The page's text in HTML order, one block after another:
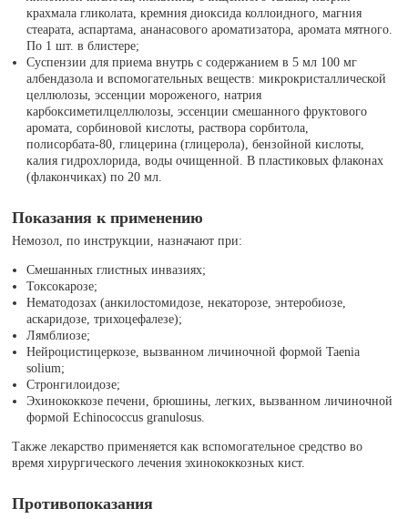
крахмала гликолата, кремния диоксида коллоидного, магния
стеарата, аспартама, ананасового ароматизатора, аромата мятного.
По 1 шт. в блистере;
Суспензии для приема внутрь с содержанием в 5 мл 100 мг
албендазола и вспомогательных веществ: микрокристаллической
целлюлозы, эссенции мороженого, натрия
карбоксиметилцеллюлозы, эссенции смешанного фруктового
аромата, сорбиновой кислоты, раствора сорбитола,
полисорбата-80, глицерина (глицерола), бензойной кислоты,
калия гидрохлорида, воды очищенной. В пластиковых флаконах
(флакончиках) по 20 мл.
Показания к применению
Немозол, по инструкции, назначают при:
Смешанных глистных инвазиях;
Токсокарозе;
Нематодозах (анкилостомидозе, некаторозе, энтеробиозе,
аскаридозе, трихоцефалезе);
Лямблиозе;
Нейроцистицеркозе, вызванном личиночной формой Taenia
solium;
Стронгилоидозе;
Эхинококкозе печени, брюшины, легких, вызванном личиночной
формой Echinococcus granulosus.
Также лекарство применяется как вспомогательное средство во
время хирургического лечения эхинококкозных кист.
Противопоказания